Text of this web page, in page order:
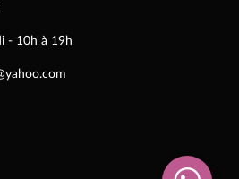
- 10h à 19h